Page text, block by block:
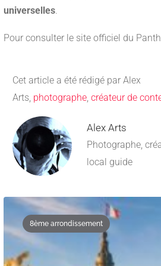
universelles.
Pour consulter le site officiel du
Cet article a été rédigé par Alex
Arts, photographe, créateur de
Alex Arts
Photographe,
local guide
8ème arrondissement